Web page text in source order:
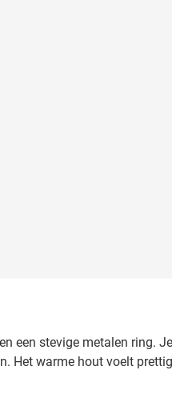
een stevige metalen ring.
Het warme hout voelt